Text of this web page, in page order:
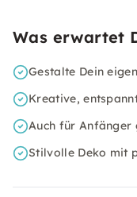
Was erwartet
Gestalte Dein
Kreative,
Auch für Anfänger
Stilvolle Deko mit